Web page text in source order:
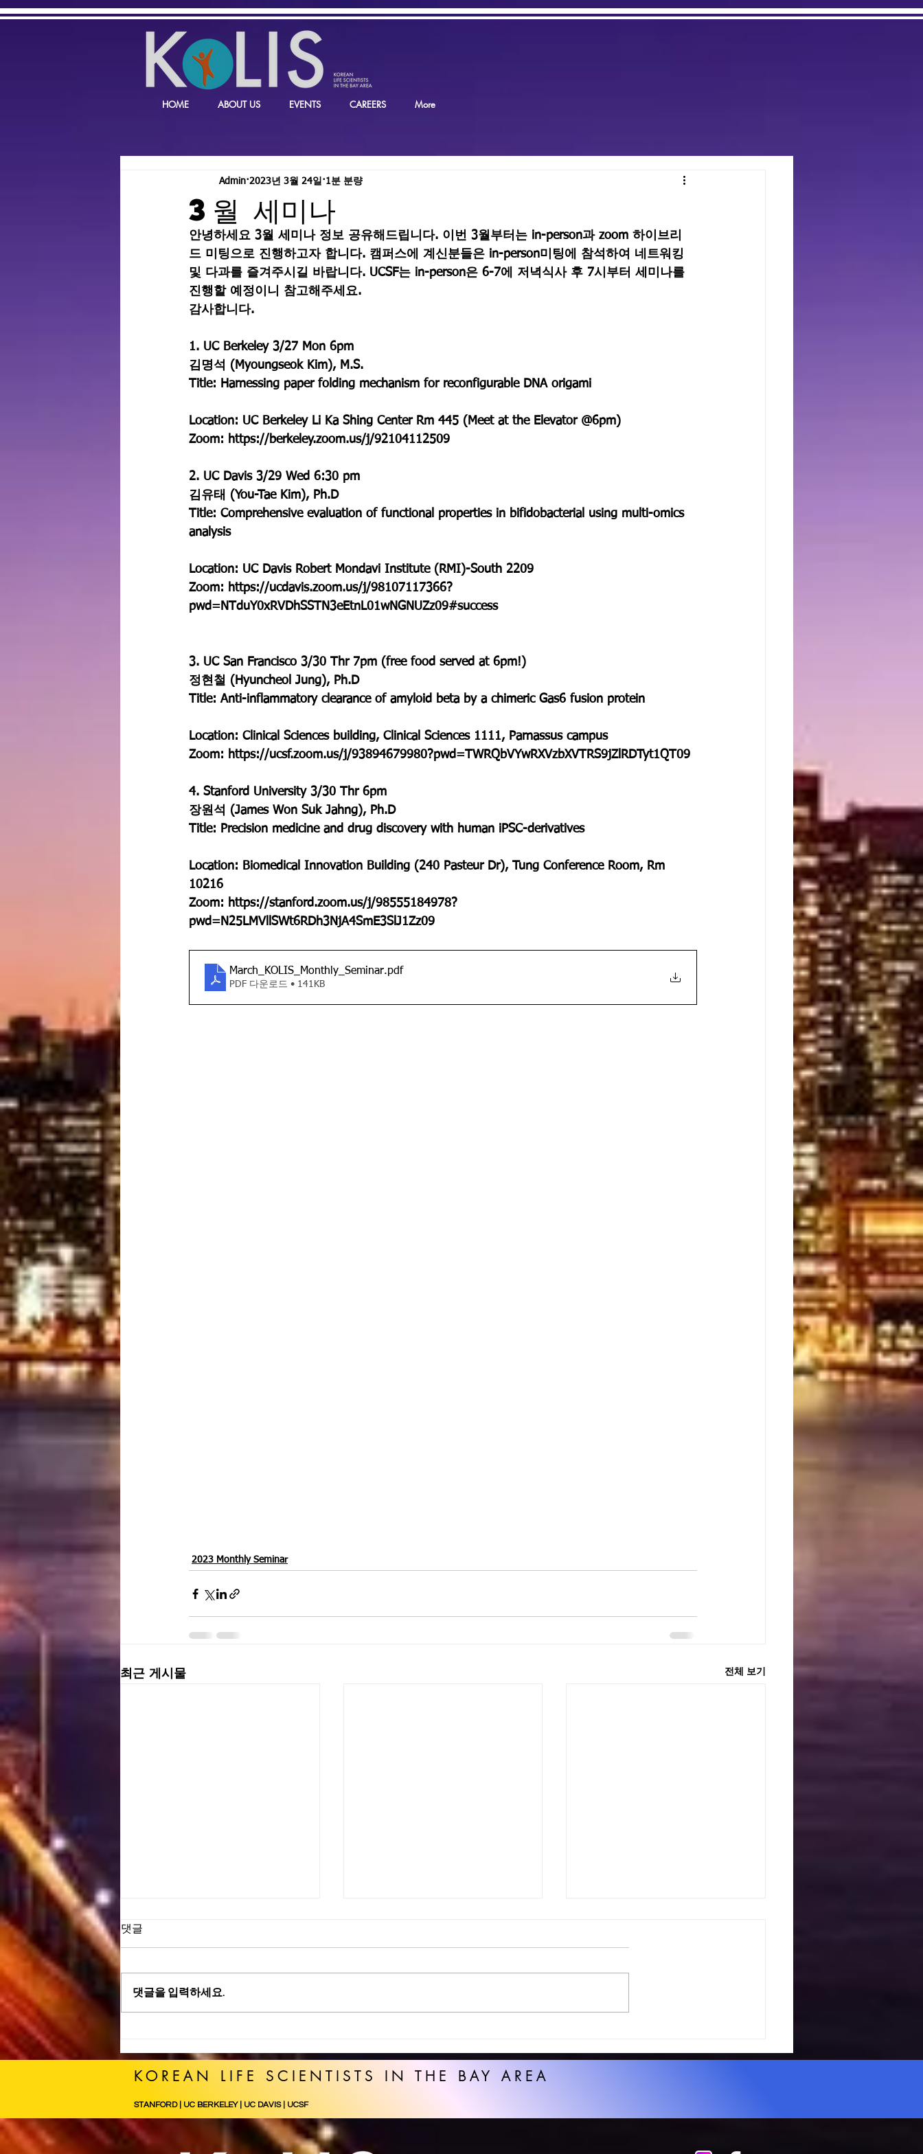
HOME ABOUT US EVENTS CAREERS More
3월 세미나
Admin 2023년 3월 24일 1분 분량
안녕하세요 3월 세미나 정보 공유해드립니다. 이번 3월부터는 in-person과 zoom 하이브리
드 미팅으로 진행하고자 합니다. 캠퍼스에 계신분들은 in-person미팅에 참석하여 네트워킹
및 다과를 즐겨주시길 바랍니다. UCSF는 in-person은 6-7에 저녁식사 후 7시부터 세미나를
진행할 예정이니 참고해주세요.
감사합니다.
1. UC Berkeley 3/27 Mon 6pm
김명석 (Myoungseok Kim), M.S.
Title: Harnessing paper folding mechanism for reconfigurable DNA origami
Location: UC Berkeley Li Ka Shing Center Rm 445 (Meet at the Elevator @6pm)
Zoom: https://berkeley.zoom.us/j/92104112509
2. UC Davis 3/29 Wed 6:30 pm
김유태 (You-Tae Kim), Ph.D
Title: Comprehensive evaluation of functional properties in bifidobacterial using multi-omics
analysis
Location: UC Davis Robert Mondavi Institute (RMI)-South 2209
Zoom: https://ucdavis.zoom.us/j/98107117366?
pwd=NTduY0xRVDhSSTN3eEtnL01wNGNUZz09#success
3. UC San Francisco 3/30 Thr 7pm (free food served at 6pm!)
정현철 (Hyuncheol Jung), Ph.D
Title: Anti-inflammatory clearance of amyloid beta by a chimeric Gas6 fusion protein
Location: Clinical Sciences building, Clinical Sciences 1111, Parnassus campus
Zoom: https://ucsf.zoom.us/j/93894679980?pwd=TWRQbVYwRXVzbXVTRS9jZlRDTyt1QT09
4. Stanford University 3/30 Thr 6pm
장원석 (James Won Suk Jahng), Ph.D
Title: Precision medicine and drug discovery with human iPSC-derivatives
Location: Biomedical Innovation Building (240 Pasteur Dr), Tung Conference Room, Rm
10216
Zoom: https://stanford.zoom.us/j/98555184978?
pwd=N25LMVllSWt6RDh3NjA4SmE3SlJ1Zz09
March_KOLIS_Monthly_Seminar.pdf
PDF 다운로드 • 141KB
2023 Monthly Seminar
최근 게시물 전체 보기
10월 세미나 1
댓글
댓글을 입력하세요.
KOREAN LIFE SCIENTISTS IN THE BAY AREA
STANFORD | UC BERKELEY | UC DAVIS | UCSF